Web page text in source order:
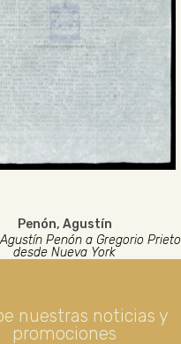
Penón, Agustín
Penón a Gregorio Prieto
desde Nueva York
nuestras noticias y
promociones